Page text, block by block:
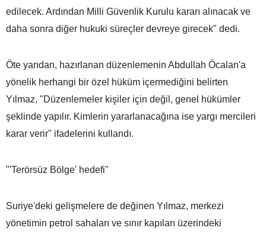
edilecek. Ardından Milli Güvenlik Kurulu kararı alınacak ve
daha sonra diğer hukuki süreçler devreye girecek" dedi.
Öte yandan, hazırlanan düzenlemenin Abdullah Öcalan'a
yönelik herhangi bir özel hüküm içermediğini belirten
Yılmaz, "Düzenlemeler kişiler için değil, genel hükümler
şeklinde yapılır. Kimlerin yararlanacağına ise yargı mercileri
karar verir" ifadelerini kullandı.
"'Terörsüz Bölge' hedefi"
Suriye'deki gelişmelere de değinen Yılmaz, merkezi
yönetimin petrol sahaları ve sınır kapıları üzerindeki